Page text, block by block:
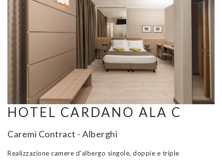
HOTEL CARDANO ALA C
Caremi Contract - Alberghi
Realizzazione camere d'albergo singole, doppie e triple